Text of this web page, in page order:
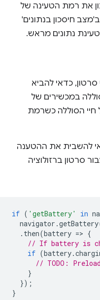
רמת הטעינה של
בנתונים'
נתונים מראש.
כדאי להביא
במכשירים של
הסוללה כשרמת
את ההטענה
ברזולוציה
if ('getBattery' in
navigator.
.then(battery =
// If battery is
if (battery.
// TODO: